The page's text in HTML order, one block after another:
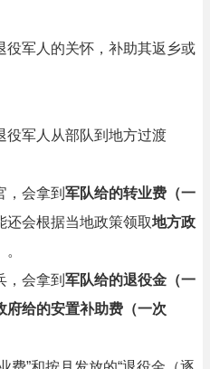
役军人的关怀，补助其返乡或
役军人从部队到地方过渡
，会拿到 军队给的转业费（一
还会根据当地政策领取地方政
。
，会拿到 军队给的退役金（一
府给的安置补助费（一次